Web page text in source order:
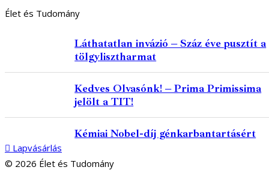
Élet és Tudomány
Láthatatlan invázió – Száz éve pusztít a
tölgylisztharmat
Kedves Olvasónk! – Prima Primissima
jelölt a TIT!
Kémiai Nobel-díj génkarbantartásért
Lapvásárlás
© 2026 Élet és Tudomány